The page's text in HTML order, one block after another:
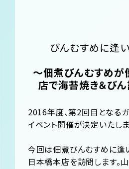
びんむすめに逢い
〜佃煮びんむすめが
店で海苔焼き＆び
2016年度、第2回目となる
イベント開催が決定いたしま
今回は佃煮びんむすめに逢
日本橋本店を訪問します。